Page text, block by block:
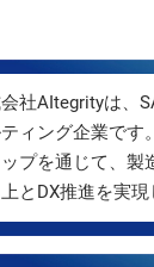
社AItegrityは、
ィング企業です
プを通じて、製
とDX推進を実現